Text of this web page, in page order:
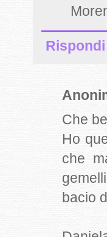
Rispondi
Che
Ho
che
bacio